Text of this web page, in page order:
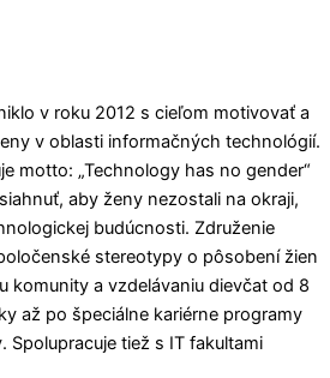
v roku 2012 s cieľom motivovať a
v oblasti informačných technológií.
motto: „Technology has no gender“
aby ženy nezostali na okraji,
budúcnosti. Združenie
stereotypy o pôsobení žien
komunity a vzdelávaniu dievčat od 8
až po špeciálne kariérne programy
Spolupracuje tiež s IT fakultami